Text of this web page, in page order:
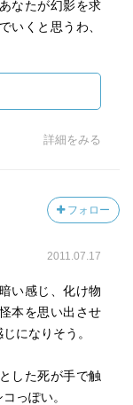
なたが幻影を求
いくと思うわ、
場所を見つけた
の独白から浮か
形
出した永遠の
詳細をみる
フォロー
2011.07.17
い感じ、化け物
本を思い出させ
になりそう。
した死が手で触
っぽい。